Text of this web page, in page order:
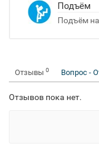
Подъём
Подъём
Отзывы 0 Вопрос -
Отзывов пока нет.